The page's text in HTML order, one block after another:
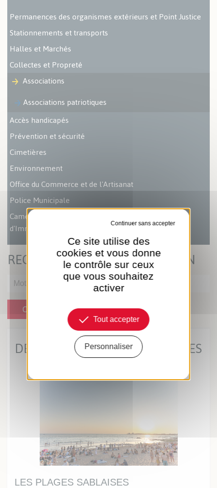
Permanences des organismes extérieurs et Point Justice
Stationnements et transports
Halles et Marchés
Collectes et Propreté
Associations
Associations patriotiques
Accès handicapés
Prévention et sécurité
Cimetières
Environnement
Office du Commerce et de l'Artisanat
Police Municipale
Caméra à Lecture Automatisée des Plaques
d'Immatriculation (LAPI)
RECHERCHER UNE ASSOCIATION
OK
DERNIÈRES ACTUS MUNICIPALES
LES PLAGES SABLAISES
Ce site utilise des
cookies et vous donne
le contrôle sur ceux
que vous souhaitez
activer
Tout accepter
Tout refuser
Personnaliser